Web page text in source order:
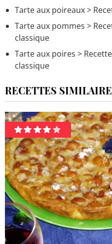
Tarte aux poireaux>
Tarte aux pommes >
classique
Tarte aux poires >
classique
RECETTES